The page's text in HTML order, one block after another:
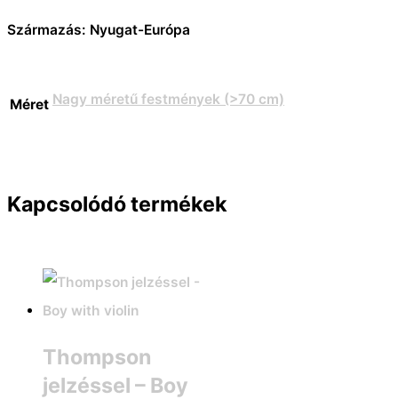
Származás: Nyugat-Európa
Méret Nagy méretű festmények (>70 cm)
Kapcsolódó termékek
Thompson
jelzéssel – Boy